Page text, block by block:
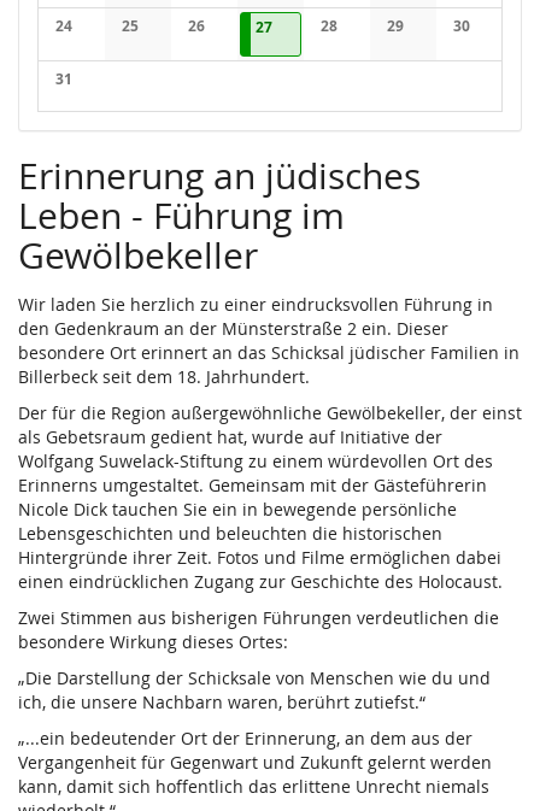
Keine Veranstaltungen
Keine Veranstaltungen
Keine Veranstaltungen
Keine Veranstaltungen
Keine Veranstaltungen
Keine Keine
24
Keine Veranstaltungen
25
Keine Veranstaltungen
26
Keine Veranstaltungen
2727.08.2026
1 Veranstaltung
28
Keine Veranstaltungen
29
Keine
30
Keine
31
Keine Veranstaltungen
Erinnerung an jüdisches
Leben - Führung im
Gewölbekeller
Wir laden Sie herzlich zu einer eindrucksvollen Führung in
den Gedenkraum an der Münsterstraße 2 ein. Dieser
besondere Ort erinnert an das Schicksal jüdischer Familien in
Billerbeck seit dem 18. Jahrhundert.
Der für die Region außergewöhnliche Gewölbekeller, der einst
als Gebetsraum gedient hat, wurde auf Initiative der
Wolfgang Suwelack-Stiftung zu einem würdevollen Ort des
Erinnerns umgestaltet. Gemeinsam mit der Gästeführerin
Nicole Dick tauchen Sie ein in bewegende persönliche
Lebensgeschichten und beleuchten die historischen
Hintergründe ihrer Zeit. Fotos und Filme ermöglichen dabei
einen eindrücklichen Zugang zur Geschichte des Holocaust.
Zwei Stimmen aus bisherigen Führungen verdeutlichen die
besondere Wirkung dieses Ortes:
„Die Darstellung der Schicksale von Menschen wie du und
ich, die unsere Nachbarn waren, berührt zutiefst.“
„...ein bedeutender Ort der Erinnerung, an dem aus der
Vergangenheit für Gegenwart und Zukunft gelernt werden
kann, damit sich hoffentlich das erlittene Unrecht niemals